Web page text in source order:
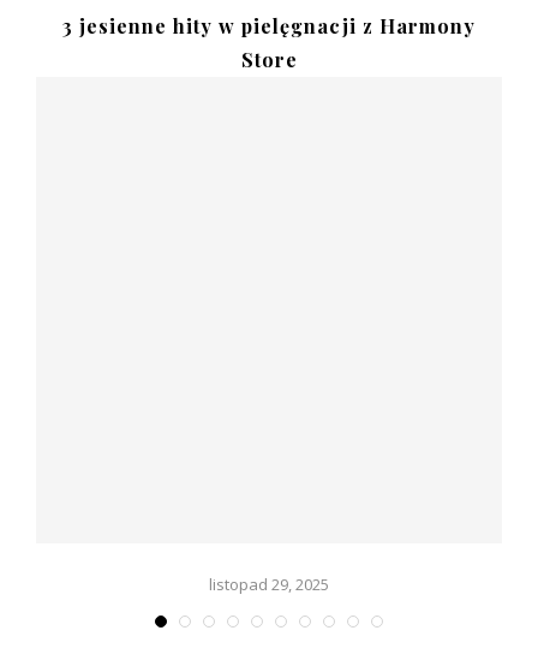
3 jesienne hity w pielęgnacji z Harmony
Store
listopad 29, 2025